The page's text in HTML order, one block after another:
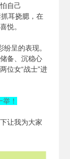
自己
耳挠腮，在
悦。
呈的表现。
备、沉稳心
位女“战士”进
！
让我为大家